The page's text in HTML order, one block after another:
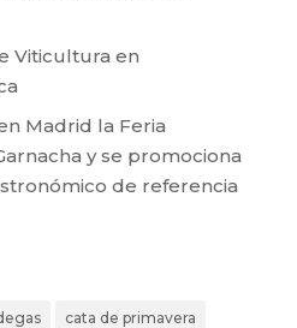
Viticultura en
Madrid la Feria
y se promociona
de referencia
cata de primavera